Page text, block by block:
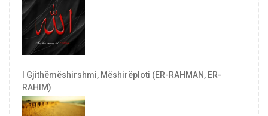
I Gjithëmëshirshmi, Mëshirëploti (ER-RAHMAN, ER-
RAHIM)